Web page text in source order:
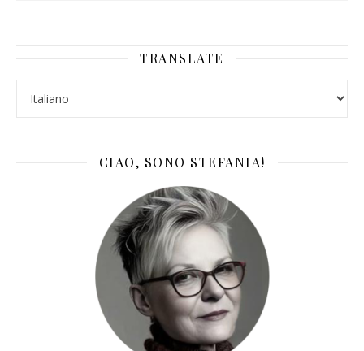
TRANSLATE
CIAO, SONO STEFANIA!